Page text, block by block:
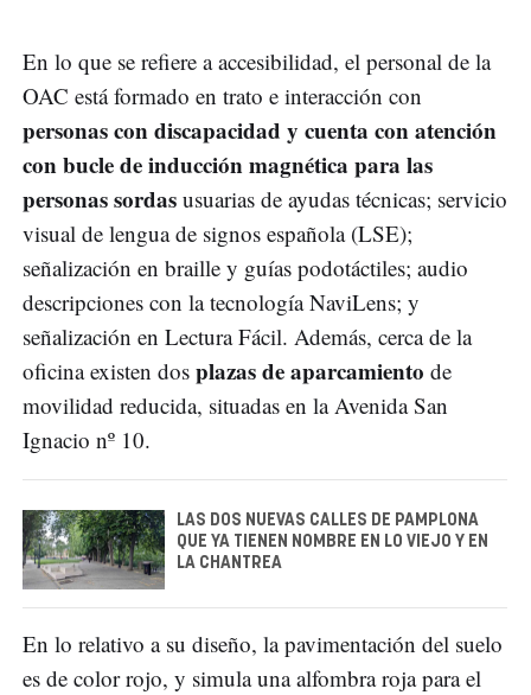
En lo que se refiere a accesibilidad, el personal de la
OAC está formado en trato e interacción con
personas con discapacidad y cuenta con atención
con bucle de inducción magnética para las
personas sordas usuarias de ayudas técnicas; servicio
visual de lengua de signos española (LSE);
señalización en braille y guías podotáctiles; audio
descripciones con la tecnología NaviLens; y
señalización en Lectura Fácil. Además, cerca de la
oficina existen dos plazas de aparcamiento de
movilidad reducida, situadas en la Avenida San
Ignacio nº 10.
LAS DOS NUEVAS CALLES DE PAMPLONA
QUE YA TIENEN NOMBRE EN LO VIEJO Y EN
LA CHANTREA
En lo relativo a su diseño, la pavimentación del suelo
es de color rojo, y simula una alfombra roja para el